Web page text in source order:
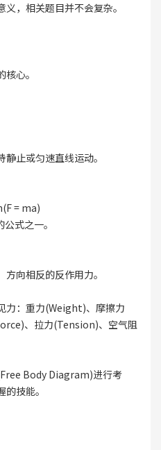
，相关题目并不会复杂。
心。
止或匀速直线运动。
= ma)
式之一。
向相反的反作用力。
力：重力(Weight)、摩擦力
、拉力(Tension)、空气阻
Body Diagram)进行考
技能。